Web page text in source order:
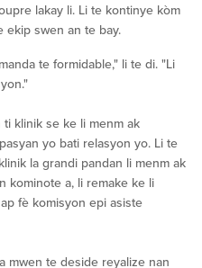
lakay li. Li te kontinye kòm
ekip swen an te bay.
te formidable," li te di. "Li
klinik se ke li menm ak
yo bati relasyon yo. Li te
la grandi pandan li menm ak
kominote a, li remake ke li
fè komisyon epi asiste
mwen te deside reyalize nan